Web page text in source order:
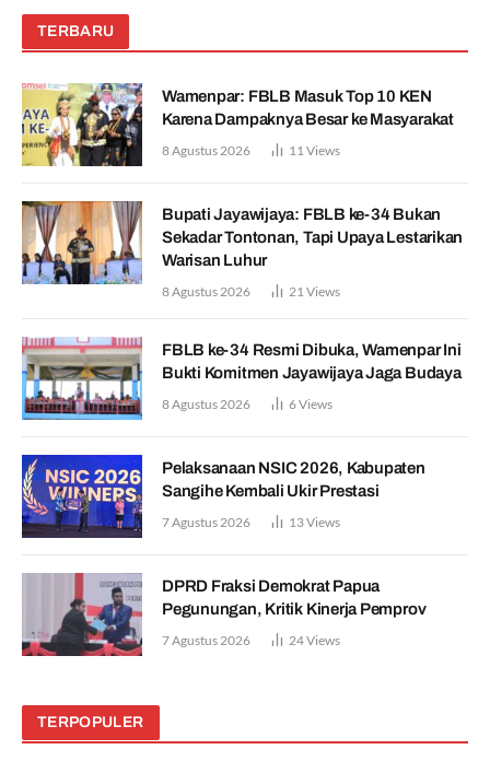
TERBARU
Wamenpar: FBLB Masuk Top 10 KEN
Karena Dampaknya Besar ke Masyarakat
8 Agustus 2026 11 Views
Bupati Jayawijaya: FBLB ke-34 Bukan
Sekadar Tontonan, Tapi Upaya Lestarikan
Warisan Luhur
8 Agustus 2026 21 Views
FBLB ke-34 Resmi Dibuka, Wamenpar Ini
Bukti Komitmen Jayawijaya Jaga Budaya
8 Agustus 2026 6Views
Pelaksanaan NSIC 2026, Kabupaten
Sangihe Kembali Ukir Prestasi
7 Agustus 2026 13Views
DPRD Fraksi Demokrat Papua
Pegunungan, Kritik Kinerja Pemprov
7 Agustus 2026 24Views
TERPOPULER